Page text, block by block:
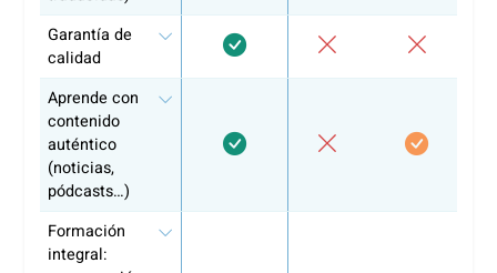
Según nuestra experiencia, los candidatos que se
de manera estructurada y específica para su profesión
reducen significativamente los retrasos en su proceso de
registro en el BIG.
¿Por qué más de 10.000 alumnos
han elegido coLanguage?